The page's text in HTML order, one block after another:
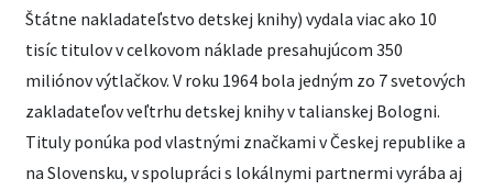
Štátne nakladateľstvo detskej knihy) vydala viac ako 10
tisíc titulov v celkovom náklade presahujúcom 350
miliónov výtlačkov. V roku 1964 bola jedným zo 7 svetových
zakladateľov veľtrhu detskej knihy v talianskej Bologni.
Tituly ponúka pod vlastnými značkami v Českej republike a
na Slovensku, v spolupráci s lokálnymi partnermi vyrába aj